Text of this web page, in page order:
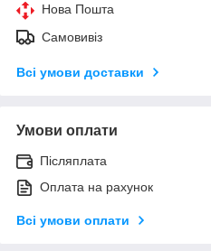
Нова Пошта
Самовивіз
Всі умови доставки
Умови оплати
Післяплата
Оплата на рахунок
Всі умови оплати